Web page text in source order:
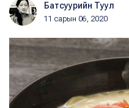
Батсуурийн Туул
11 сарын 06, 2020